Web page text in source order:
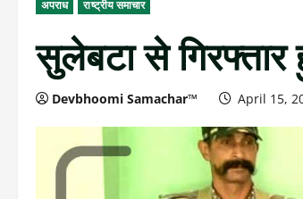
अपराध राष्ट्रीय समाचार
सुलेबटा से
Devbhoomi Samachar™ April 15,